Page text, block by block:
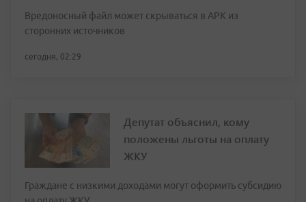
Вредоносный файл может скрываться в APK из
сторонних источников
сегодня, 02:29
Депутат объяснил, кому
положены льготы на оплату
ЖКУ
Граждане с низкими доходами могут оформить субсидию